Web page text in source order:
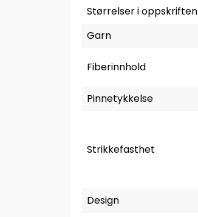
Størrelser i oppskriften
Garn
Fiberinnhold
Pinnetykkelse
Strikkefasthet
Design